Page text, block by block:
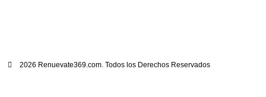
2026 Renuevate369.com. Todos los Derechos Reservados